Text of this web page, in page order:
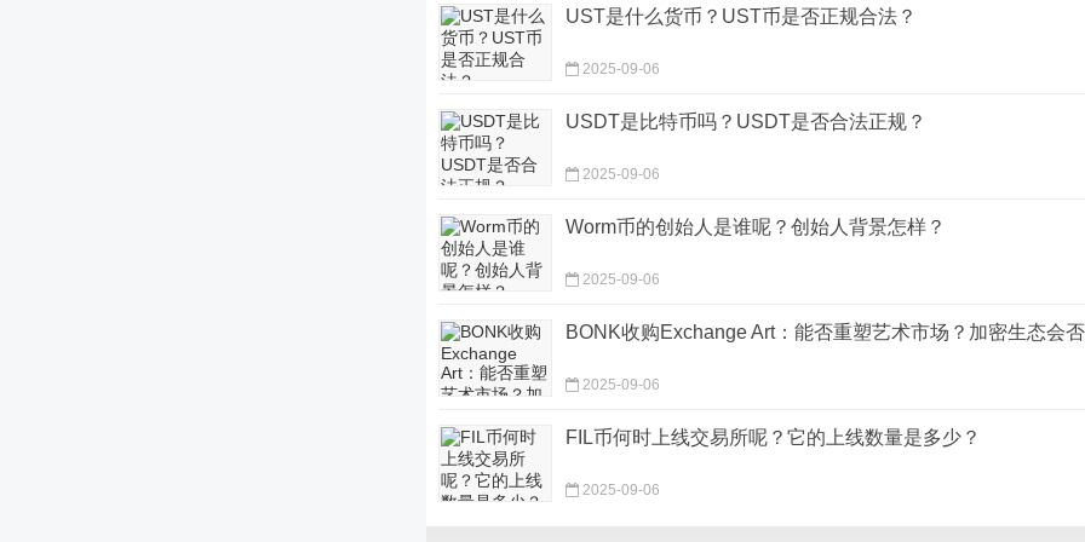
UST是什么货币？UST币是否正规合法？
2025-09-06
USDT是比特币吗？USDT是否合法正规？
2025-09-06
Worm币的创始人是谁呢？创始人背景怎样？
2025-09-06
BONK收购Exchange Art：能否重塑艺术市场？加密生态会
2025-09-06
FIL币何时上线交易所呢？它的上线数量是多少？
2025-09-06